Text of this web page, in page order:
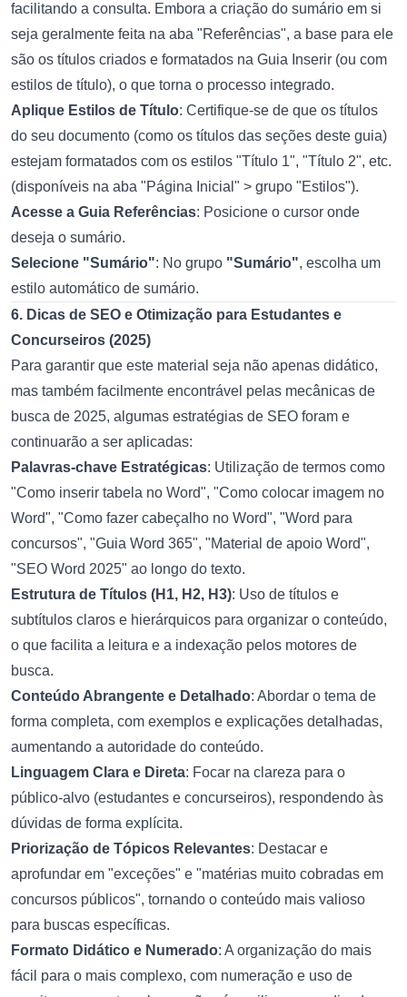
facilitando a consulta. Embora a criação do sumário em si
seja geralmente feita na aba "Referências", a base para ele
são os títulos criados e formatados na Guia Inserir (ou com
estilos de título), o que torna o processo integrado.
Aplique Estilos de Título: Certifique-se de que os títulos
do seu documento (como os títulos das seções deste guia)
estejam formatados com os estilos "Título 1", "Título 2", etc.
(disponíveis na aba "Página Inicial" > grupo "Estilos").
Acesse a Guia Referências: Posicione o cursor onde
deseja o sumário.
Selecione "Sumário": No grupo "Sumário", escolha um
estilo automático de sumário.
6. Dicas de SEO e Otimização para Estudantes e
Concurseiros (2025)
Para garantir que este material seja não apenas didático,
mas também facilmente encontrável pelas mecânicas de
busca de 2025, algumas estratégias de SEO foram e
continuarão a ser aplicadas:
Palavras-chave Estratégicas: Utilização de termos como
"Como inserir tabela no Word", "Como colocar imagem no
Word", "Como fazer cabeçalho no Word", "Word para
concursos", "Guia Word 365", "Material de apoio Word",
"SEO Word 2025" ao longo do texto.
Estrutura de Títulos (H1, H2, H3): Uso de títulos e
subtítulos claros e hierárquicos para organizar o conteúdo,
o que facilita a leitura e a indexação pelos motores de
busca.
Conteúdo Abrangente e Detalhado: Abordar o tema de
forma completa, com exemplos e explicações detalhadas,
aumentando a autoridade do conteúdo.
Linguagem Clara e Direta: Focar na clareza para o
público-alvo (estudantes e concurseiros), respondendo às
dúvidas de forma explícita.
Priorização de Tópicos Relevantes: Destacar e
aprofundar em "exceções" e "matérias muito cobradas em
concursos públicos", tornando o conteúdo mais valioso
para buscas específicas.
Formato Didático e Numerado: A organização do mais
fácil para o mais complexo, com numeração e uso de